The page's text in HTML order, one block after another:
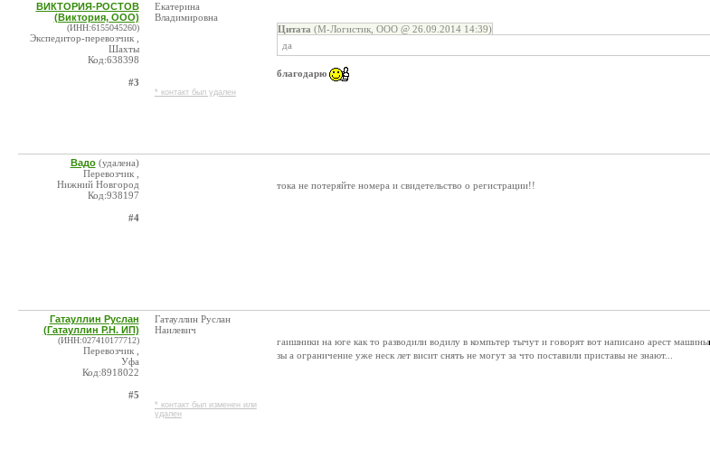
ВИКТОРИЯ-РОСТОВ
(Виктория, ООО)
(ИНН:6155045260)
Экспедитор-перевозчик ,
Шахты
Код:638398
#3
Екатерина
Владимировна
* контакт был удален
Цитата (М-Логистик, ООО @ 26.09.2014 14:39)
да
благодарю
Вадо (удалена)
Перевозчик ,
Нижний Новгород
Код:938197
#4
тока не потеряйте номера и свидетельство о регистрации!!
Гатауллин Руслан
(Гатауллин Р.Н. ИП)
(ИНН:027410177712)
Перевозчик ,
Уфа
Код:8918022
#5
Гатауллин Руслан
Наилевич
* контакт был изменен или
удален
гаишники на юге как то разводили водилу в компьтер тычут и говорят вот написано арест машины
зы а ограничение уже неск лет висит снять не могут за что поставили приставы не знают...